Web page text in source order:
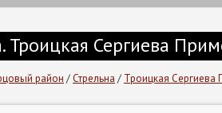
Троицкая Сергиева
район / Стрельна / Троицкая